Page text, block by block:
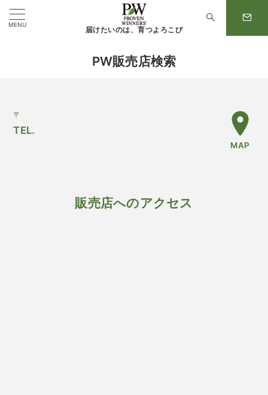
MENU
届けたいのは、育つよろこび
PW販売店検索
〒
TEL.
MAP
販売店へのアクセス